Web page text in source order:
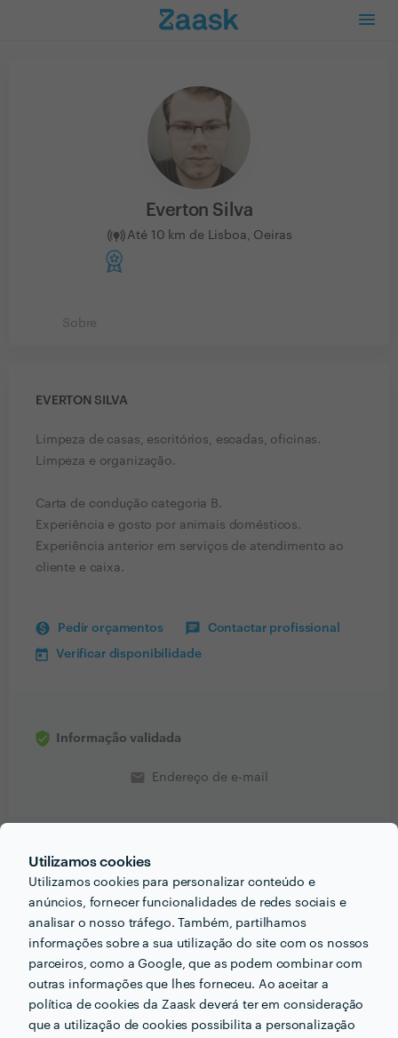
Utilizamos cookies
Utilizamos cookies para personalizar conteúdo e
anúncios, fornecer funcionalidades de redes sociais e
analisar o nosso tráfego. Também, partilhamos
informações sobre a sua utilização do site com os nossos
parceiros, como a Google, que as podem combinar com
outras informações que lhes forneceu. Ao aceitar a
política de cookies da Zaask deverá ter em consideração
que a utilização de cookies possibilita a personalização
Everton Silva
Até 10 km de Lisboa, Oeiras
Sobre
EVERTON SILVA
Limpeza de casas, escritórios, escadas, oficinas.
Limpeza e organização.
Carta de condução categoria B.
Experiência e gosto por animais domésticos.
Experiência anterior em serviços de atendimento ao
cliente e caixa.
Pedir orçamentos Contactar profissional
Verificar disponibilidade
Informação validada
email Endereço de e-mail
Receba várias propostas de profissionais como
Everton Silva
em poucas horas.
Outros serviços proporcionados por Everton Silva